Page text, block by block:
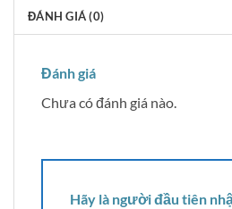
ĐÁNH GIÁ (0)
Đánh giá
Chưa có đánh giá nào.
Hãy là người đầu tiên